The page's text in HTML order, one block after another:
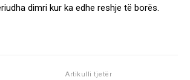
dimri kur ka edhe reshje të borës.
Artikulli tjetër